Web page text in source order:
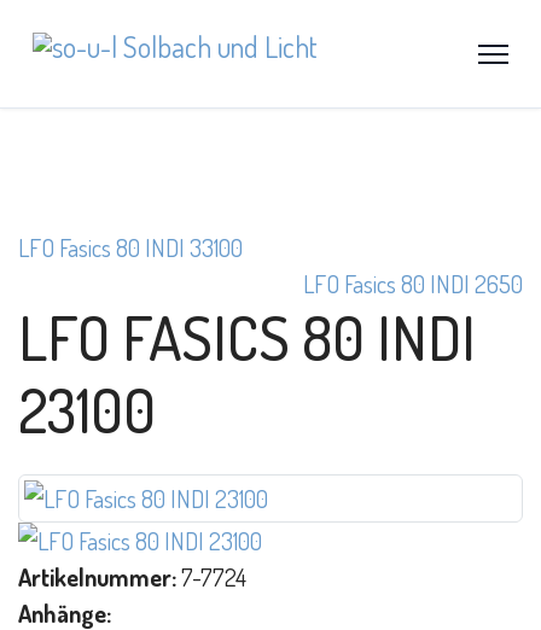
LFO Fasics 80 INDI 33100
LFO Fasics 80 INDI 2650
LFO FASICS 80 INDI
23100
Artikelnummer:7-7724
Anhänge: